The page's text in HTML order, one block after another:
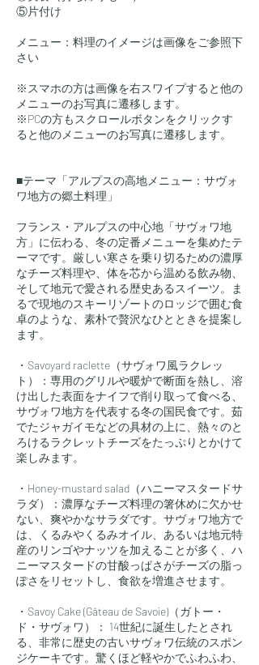
⑤片付け
メニュー：料理のイメージは画像をご参照下
さい
※スマホの方は画像を右スワイプすると他の
メニューのお写真に遷移します。
※PCの方もスクロールボタンをクリックす
ると他のメニューのお写真に遷移します。
■テーマ「アルプスの高地メニュー：サヴォ
ワ地方の郷土料理」
フランス・アルプスの中心地「サヴォワ地
方」に伝わる、冬の定番メニューを集めたテ
ーマです。厳しい寒さを乗り切るための濃厚
なチーズ料理や、体を芯から温める飲み物、
そして地元で愛される歴史あるスイーツ。ま
るで現地のスキーリゾートのロッジで囲む食
卓のような、素朴で贅沢なひとときを提案し
ます。
・Savoyard raclette（サヴォワ風ラクレッ
ト）：専用のグリルや暖炉で断面を熱し、溶
け出した表面をナイフで削り取って食べる、
サヴォワ地方を代表する冬の国民食です。茹
でたジャガイモなどの具材の上に、熱々のと
ろけるラクレットチーズをたっぷりとかけて
楽しみます。
・Honey-mustard salad（ハニーマスタードサ
ラダ）：濃厚なチーズ料理の箸休めに欠かせ
ない、爽やかなサラダです。サヴォワ地方で
は、くるみやくるみオイル、あるいは地元特
産のリンゴやナッツを加えることが多く、ハ
ニーマスタードの甘酸っぱさがチーズの脂っ
ぽさをリセットし、食欲を増進させます。
・Savoy Cake (Gâteau de Savoie)（ガトー・
ド・サヴォワ）： 14世紀に誕生したとされ
る、非常に歴史の古いサヴォワ伝統のスポン
ジケーキです。驚くほど軽やかでふわふわ、